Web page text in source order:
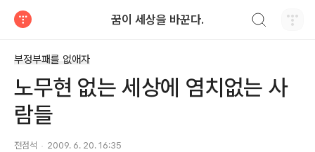
꿈이 세상을 바꾼다.
부정부패를 없애자
노무현 없는 세상에 염치없는 사
람들
전점석 2009. 6. 20. 16:35